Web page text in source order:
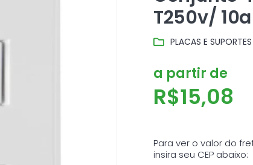
T250v/
PLACAS E
a partir de
R$15,08
Para ver o valor do
insira seu CEP abaixo: